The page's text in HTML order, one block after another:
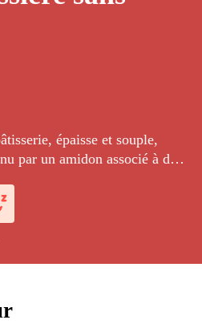
épaisse et souple,
par un amidon associé à des